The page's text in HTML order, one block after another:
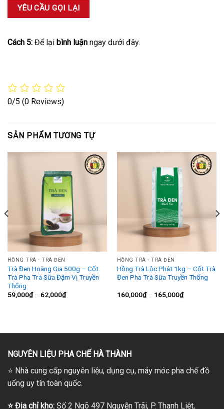
Cách 5: Để lại bình luận ngay dưới đây.
0/5 (0 Reviews)
SẢN PHẨM TƯƠNG TỰ
HỒNG TRÀ - TRÀ ĐEN
Trà Đen Hoàng Gia 500g – Cốt
Trà Pha Trà Sữa Đậm Vị Truyền
Thống
59,000₫ – 62,000₫Khoảng
giá:
HỒNG TRÀ - TRÀ ĐEN
Hồng Trà Lộc Phát 1kg – Cốt Trà
Đen Pha Trà Sữa Truyền Thống
160,000₫ – 165,000₫Khoảng
giá:
NGUYÊN LIỆU PHA CHẾ HÀ THÀNH
⭐ Nhà cung cấp nguyên liệu, dụng cụ, máy móc pha chế đồ
uống uy tín toàn quốc.
⭐Địa chỉ kho: Số 2 Ngõ 497 Nguyễn Trãi, P. Thanh Liệt,